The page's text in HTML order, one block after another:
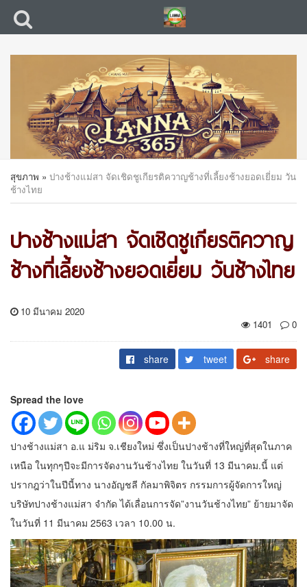
สุขภาพ » ปางช้างแม่สา จัดเชิดชูเกียรติควาญช้างที่เลี้ยงช้างยอดเยี่ยม วัน
ช้างไทย
ปางช้างแม่สา จัดเชิดชูเกียรติควาญ
ช้างที่เลี้ยงช้างยอดเยี่ยม วันช้างไทย
10 มีนาคม 2020
1401
0
share tweet share
Spread the love
ปางช้างแม่สา อ.แ ม่ริม จ.เชียงใหม่ ซึ่งเป็นปางช้างที่ใหญ่ที่สุดในภาค
เหนือ ในทุกๆปีจะมีการจัดงานวันช้างไทย ในวันที่ 13 มีนาคม.นี้ แต่
ปรากฎว่าในปีนี้ทาง นางอัญชลี กัลมาพิจิตร กรรมการผู้จัดการใหญ่
บริษัทปางช้างแม่สา จำกัด ได้เลื่อนการจัด”งานวันช้างไทย” ย้ายมาจัด
ในวันที่ 11 มีนาคม 2563 เวลา 10.00 น.